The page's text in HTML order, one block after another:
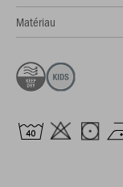
Matériau